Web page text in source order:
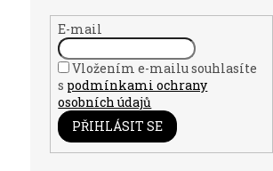
E-mail
Vložením e-mailu souhlasíte
s podmínkami ochrany
osobních údajů
PŘIHLÁSIT SE